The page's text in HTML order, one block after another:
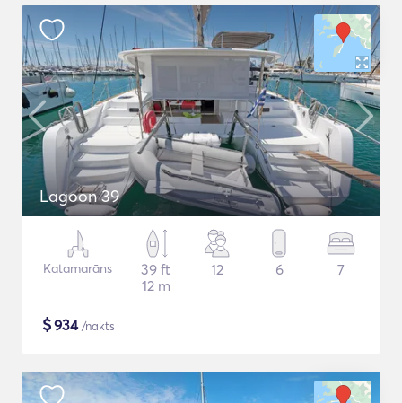
Lagoon 39
Katamarāns
39 ft
12 m
12 6 7
$934/nakts